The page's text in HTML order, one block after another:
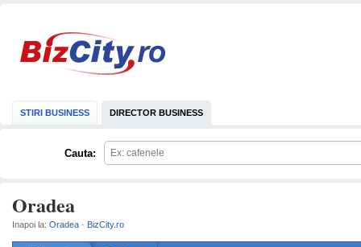
STIRI BUSINESS DIRECTOR BUSINESS
Cauta:
Oradea
Inapoi la: Oradea · BizCity.ro